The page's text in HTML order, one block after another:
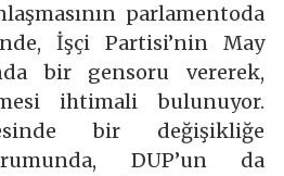
parlamentoda
İşçi Partisi’nin May
bir gensoru vererek,
ihtimali bulunuyor.
bir değişikliğe
DUP’un da